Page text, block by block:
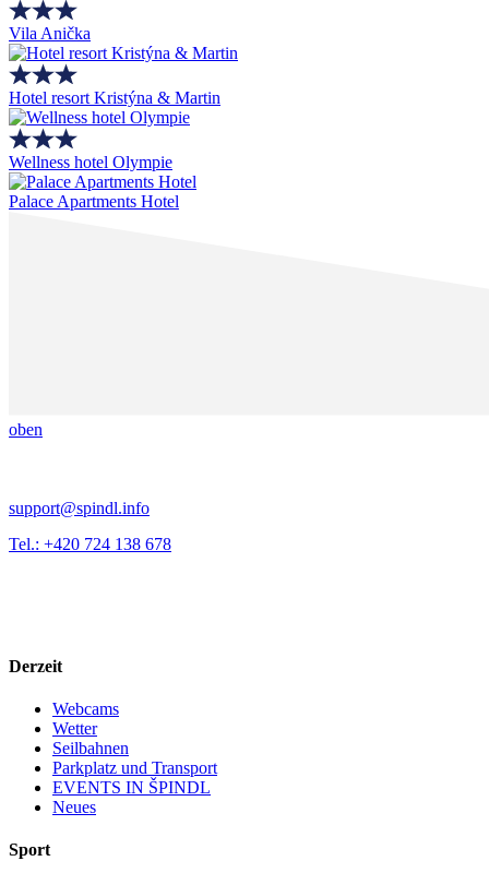
Vila Anička
Hotel resort Kristýna & Martin
Wellness hotel Olympie
Palace Apartments Hotel
oben
support@spindl.info
Tel.: +420 724 138 678
Derzeit
Webcams
Wetter
Seilbahnen
Parkplatz und Transport
EVENTS IN ŠPINDL
Neues
Sport